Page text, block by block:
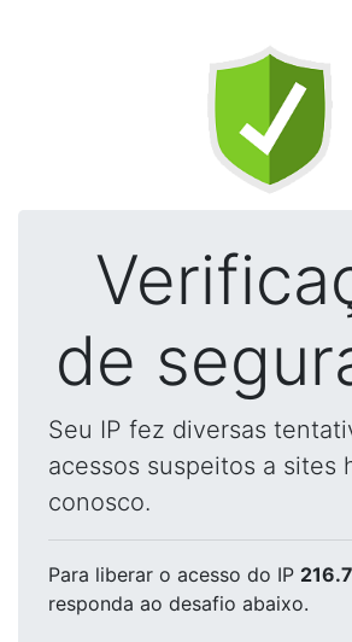
de
Seu IP fez diversas
acessos suspeitos a sites
conosco.
Para liberar o acesso do IP
responda ao desafio abaixo.